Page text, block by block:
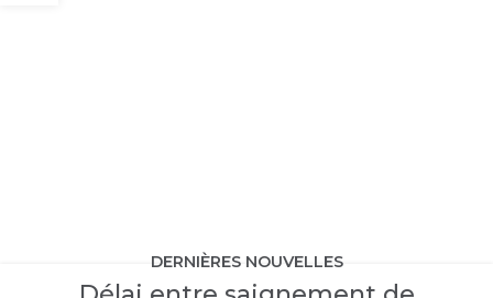
DERNIÈRES NOUVELLES